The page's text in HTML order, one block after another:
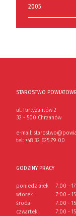
2005
STAROSTWO
ul. Partyzantów 2
32 - 500 Chrzanów
e-mail:
tel:+48 32 625 79 00
GODZINY PRACY
poniedziałek
7:00 -
wtorek
7:00 -
środa
7:00 -
czwartek
7:00 -